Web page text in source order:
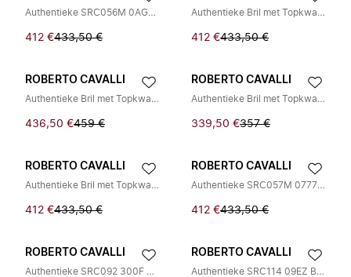
Authentieke SRC056M 0AGG Bril
412 €433,50 €
Authentieke Bril met Topkwaliteit
412 €433,50 €
ROBERTO CAVALLI
Authentieke Bril met Topkwaliteit
436,50 €459 €
ROBERTO CAVALLI
Authentieke Bril met Topkwaliteit
339,50 €357 €
ROBERTO CAVALLI
Authentieke Bril met Topkwaliteit
412 €433,50 €
ROBERTO CAVALLI
Authentieke SRC057M 0777 Bril voor Jou
412 €433,50 €
ROBERTO CAVALLI
Authentieke SRC092 300F Bril
ROBERTO CAVALLI
Authentieke SRC114 09EZ Bril - Premium Kwaliteit!